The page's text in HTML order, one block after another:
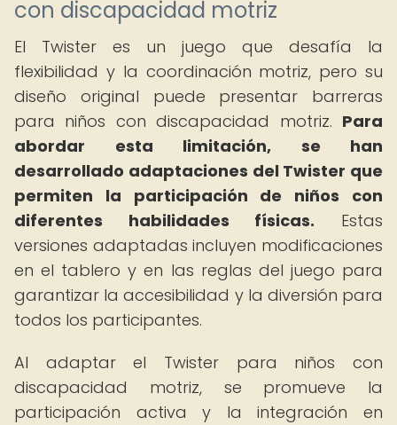
con discapacidad motriz
El Twister es un juego que desafía la
flexibilidad y la coordinación motriz, pero su
diseño original puede presentar barreras
para niños con discapacidad motriz. Para
abordar esta limitación, se han
desarrollado adaptaciones del Twister que
permiten la participación de niños con
diferentes habilidades físicas. Estas
versiones adaptadas incluyen modificaciones
en el tablero y en las reglas del juego para
garantizar la accesibilidad y la diversión para
todos los participantes.
Al adaptar el Twister para niños con
discapacidad motriz, se promueve la
participación activa y la integración en